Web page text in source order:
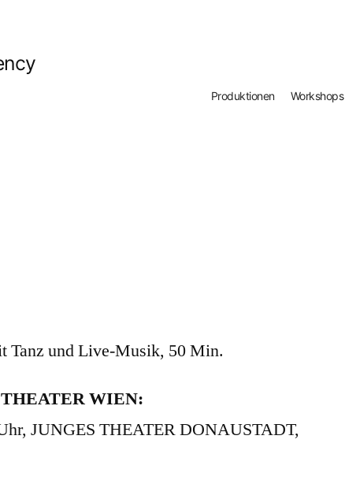
Produktionen Workshops
Tanz und Live-Musik, 50 Min.
WIEN:
JUNGES THEATER DONAUSTADT,